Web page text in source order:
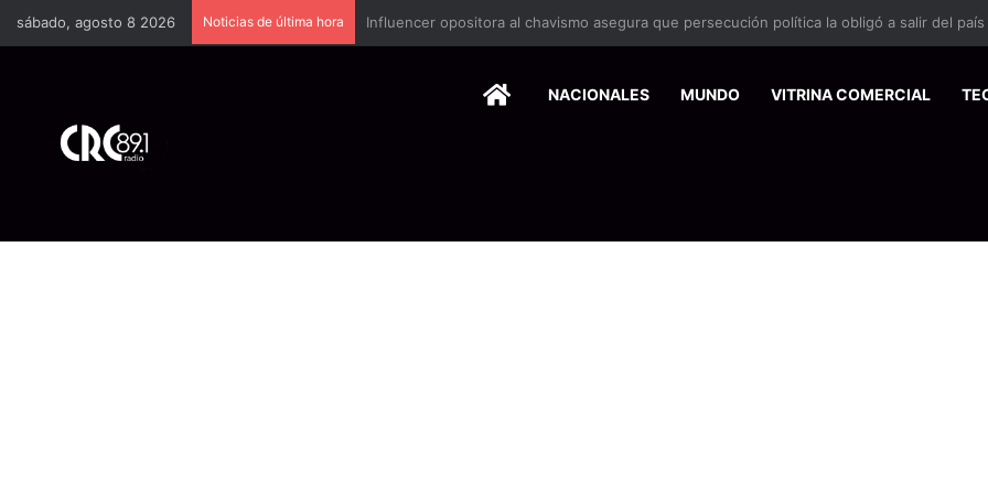
sábado, agosto 8 2026 Noticias de última hora Industria plástica se suma a la economía circular
HOMENACIONALES MUNDO VITRINA COMERCIAL